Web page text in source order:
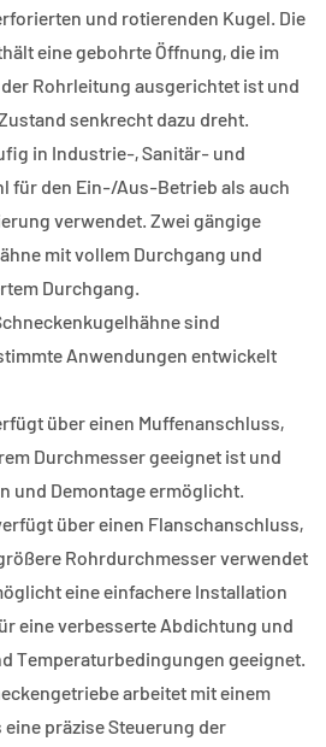
und rotierenden Kugel. Die
eine gebohrte Öffnung, die im
Rohrleitung ausgerichtet ist und
senkrecht dazu dreht.
in Industrie-, Sanitär- und
für den Ein-/Aus-Betrieb als auch
verwendet. Zwei gängige
mit vollem Durchgang und
Durchgang.
sind
Anwendungen entwickelt
über einen Muffenanschluss,
Durchmesser geeignet ist und
und Demontage ermöglicht.
über einen Flanschanschluss,
Rohrdurchmesser verwendet
eine einfachere Installation
eine verbesserte Abdichtung und
Temperaturbedingungen geeignet.
arbeitet mit einem
präzise Steuerung der